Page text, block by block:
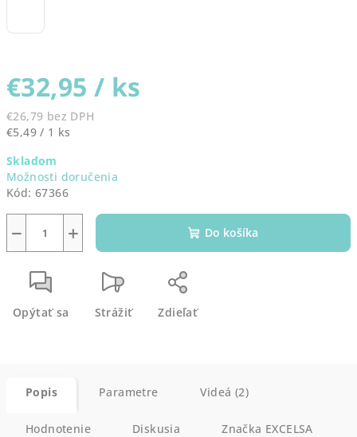
€32,95 / ks
€26,79 bez DPH
Jednotková
€5,49 / 1 ks
Skladom
Možnosti doručenia
Kód: 67366
+
− Do košíka
Opýtať sa Strážiť Zdieľať
Popis Parametre Videá (2)
Hodnotenie Diskusia Značka EXCELSA